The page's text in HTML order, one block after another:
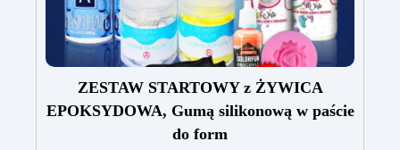
ZESTAW STARTOWY z ŻYWICA
EPOKSYDOWA, Gumą silikonową w paście
do form